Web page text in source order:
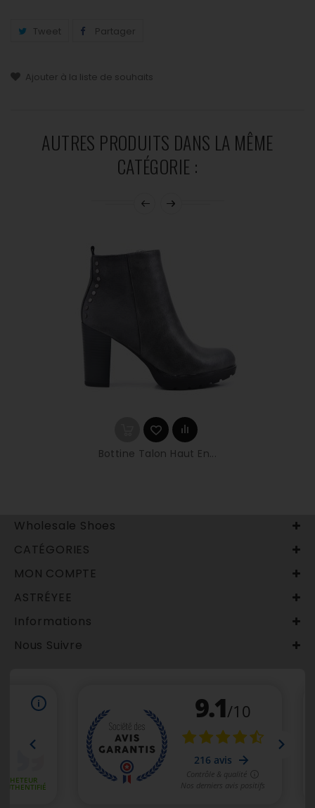
Tweet Partager
Ajouter à la liste de souhaits
AUTRES PRODUITS DANS LA MÊME
CATÉGORIE :
Bottine Talon Haut En...
Wholesale Shoes
CATÉGORIES
MON COMPTE
ASTRÉYEE
Informations
Nous Suivre